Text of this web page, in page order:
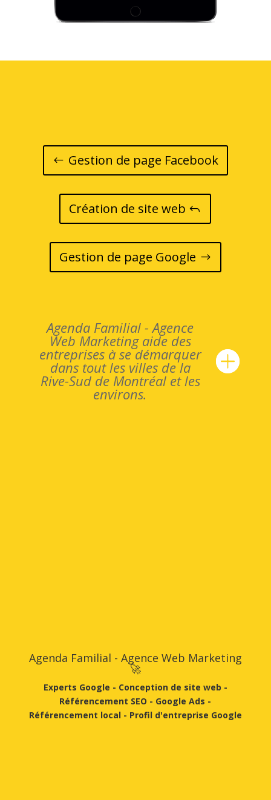
Gestion de page Facebook
Création de site web
Gestion de page Google
Agenda Familial - Agence
Web Marketing aide des
entreprises à se démarquer
dans tout les villes de la
Rive-Sud de Montréal et les
environs.
Agenda Familial - Agence Web Marketing
🚀
Experts Google - Conception de site web -
Référencement SEO - Google Ads -
Référencement local- Profil d'entreprise Google